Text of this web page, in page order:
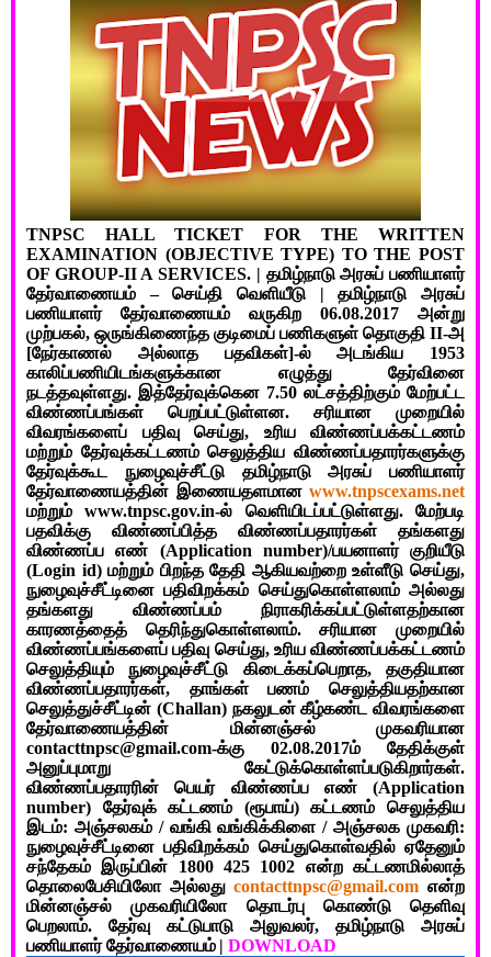
TNPSC HALL TICKET FOR THE WRITTEN
EXAMINATION (OBJECTIVE TYPE) TO THE POST
OF GROUP-II A SERVICES. | தமிழ்நாடு அரசுப் பணியாளர்
தேர்வாணையம் – செய்தி வெளியீடு | தமிழ்நாடு அரசுப்
பணியாளர் தேர்வாணையம் வருகிற 06.08.2017 அன்று
முற்பகல், ஒருங்கிணைந்த குடிமைப் பணிகளுள் தொகுதி II-அ
[நேர்காணல் அல்லாத பதவிகள்]-ல் அடங்கிய 1953
காலிப்பணியிடங்களுக்கான எழுத்து தேர்வினை
நடத்தவுள்ளது. இத்தேர்வுக்கென 7.50 லட்சத்திற்கும் மேற்பட்ட
விண்ணப்பங்கள் பெறப்பட்டுள்ளன. சரியான முறையில்
விவரங்களைப் பதிவு செய்து, உரிய விண்ணப்பக்கட்டணம்
மற்றும் தேர்வுக்கட்டணம் செலுத்திய விண்ணப்பதாரர்களுக்கு
தேர்வுக்கூட நுழைவுச்சீட்டு தமிழ்நாடு அரசுப் பணியாளர்
தேர்வாணையத்தின் இணையதளமான www.tnpscexams.net
மற்றும் www.tnpsc.gov.in-ல் வெளியிடப்பட்டுள்ளது. மேற்படி
பதவிக்கு விண்ணப்பித்த விண்ணப்பதாரர்கள் தங்களது
விண்ணப்ப எண் (Application number)/பயனாளர் குறியீடு
(Login id) மற்றும் பிறந்த தேதி ஆகியவற்றை உள்ளீடு செய்து,
நுழைவுச்சீட்டினை பதிவிறக்கம் செய்துகொள்ளலாம் அல்லது
தங்களது விண்ணப்பம் நிராகரிக்கப்பட்டுள்ளதற்கான
காரணத்தைத் தெரிந்துகொள்ளலாம். சரியான முறையில்
விண்ணப்பங்களைப் பதிவு செய்து, உரிய விண்ணப்பக்கட்டணம்
செலுத்தியும் நுழைவுச்சீட்டு கிடைக்கப்பெறாத, தகுதியான
விண்ணப்பதாரர்கள், தாங்கள் பணம் செலுத்தியதற்கான
செலுத்துச்சீட்டின் (Challan) நகலுடன் கீழ்கண்ட விவரங்களை
தேர்வாணையத்தின் மின்னஞ்சல் முகவரியான
contacttnpsc@gmail.com-க்கு 02.08.2017ம் தேதிக்குள்
அனுப்புமாறு கேட்டுக்கொள்ளப்படுகிறார்கள்.
விண்ணப்பதாரரின் பெயர் விண்ணப்ப எண் (Application
number) தேர்வுக் கட்டணம் (ரூபாய்) கட்டணம் செலுத்திய
இடம்: அஞ்சலகம் / வங்கி வங்கிக்கிளை / அஞ்சலக முகவரி:
நுழைவுச்சீட்டினை பதிவிறக்கம் செய்துகொள்வதில் ஏதேனும்
சந்தேகம் இருப்பின் 1800 425 1002 என்ற கட்டணமில்லாத்
தொலைபேசியிலோ அல்லதுcontacttnpsc@gmail.com என்ற
மின்னஞ்சல் முகவரியிலோ தொடர்பு கொண்டு தெளிவு
பெறலாம். தேர்வு கட்டுபாடு அலுவலர், தமிழ்நாடு அரசுப்
பணியாளர் தேர்வாணையம் | DOWNLOAD